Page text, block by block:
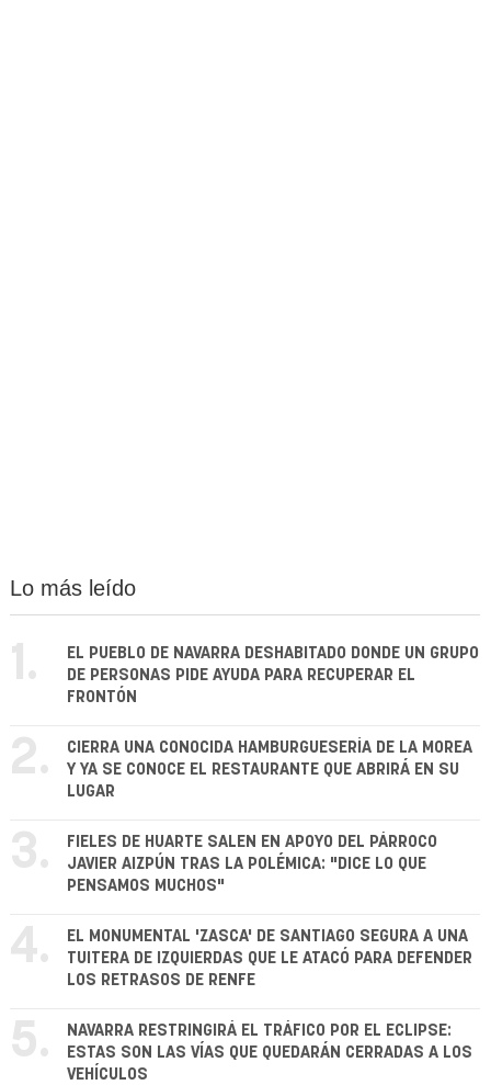
Lo más leído
1.
EL PUEBLO DE NAVARRA DESHABITADO DONDE UN GRUPO
DE PERSONAS PIDE AYUDA PARA RECUPERAR EL
FRONTÓN
2.
CIERRA UNA CONOCIDA HAMBURGUESERÍA DE LA MOREA
Y YA SE CONOCE EL RESTAURANTE QUE ABRIRÁ EN SU
LUGAR
3.
FIELES DE HUARTE SALEN EN APOYO DEL PÁRROCO
JAVIER AIZPÚN TRAS LA POLÉMICA: "DICE LO QUE
PENSAMOS MUCHOS"
4.
EL MONUMENTAL 'ZASCA' DE SANTIAGO SEGURA A UNA
TUITERA DE IZQUIERDAS QUE LE ATACÓ PARA DEFENDER
LOS RETRASOS DE RENFE
5.
NAVARRA RESTRINGIRÁ EL TRÁFICO POR EL ECLIPSE:
ESTAS SON LAS VÍAS QUE QUEDARÁN CERRADAS A LOS
VEHÍCULOS